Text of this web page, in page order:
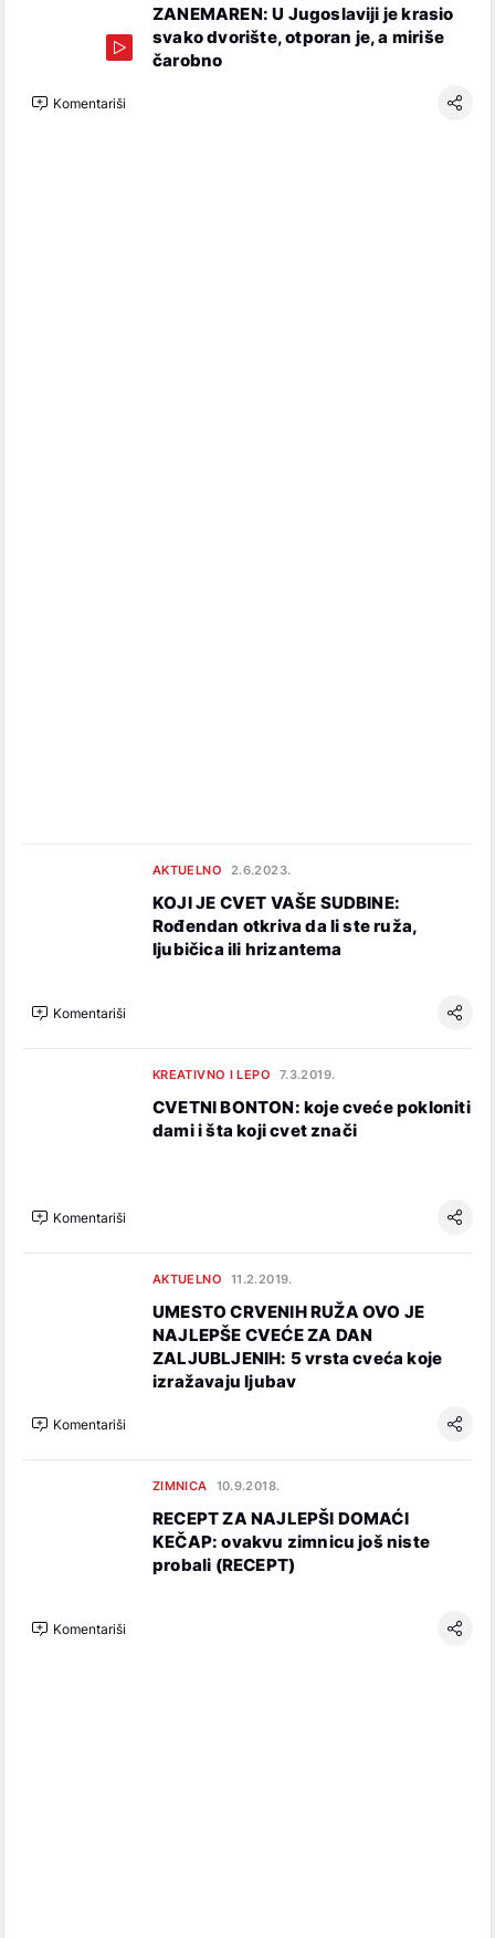
ZANEMAREN: U Jugoslaviji je krasio
svako dvorište, otporan je, a miriše
čarobno
Komentariši
AKTUELNO 2.6.2023.
KOJI JE CVET VAŠE SUDBINE:
Rođendan otkriva da li ste ruža,
ljubičica ili hrizantema
Komentariši
KREATIVNO I LEPO 7.3.2019.
CVETNI BONTON: koje cveće pokloniti
dami i šta koji cvet znači
Komentariši
AKTUELNO 11.2.2019.
UMESTO CRVENIH RUŽA OVO JE
NAJLEPŠE CVEĆE ZA DAN
ZALJUBLJENIH: 5 vrsta cveća koje
izražavaju ljubav
Komentariši
ZIMNICA 10.9.2018.
RECEPT ZA NAJLEPŠI DOMAĆI
KEČAP: ovakvu zimnicu još niste
probali (RECEPT)
Komentariši